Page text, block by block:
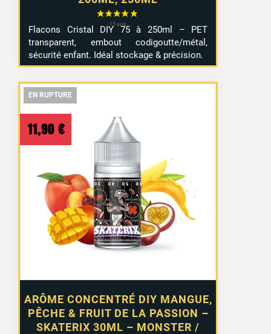
Flacons Cristal DIY 75 à 250ml – PET
transparent, embout codigoutte/métal,
sécurité enfant. Idéal stockage & précision.
EN RUPTURE
EN RUPTURE
ARÔME CONCENTRÉ DIY MANGUE,
PÊCHE & FRUIT DE LA PASSION –
SKATERIX 30ML – MONSTER /
11,90 €
EN RUPTURE